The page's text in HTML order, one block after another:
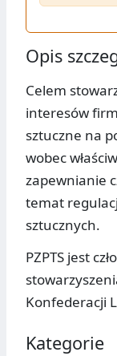
Opis
Celem
interesów
sztuczne na
wobec
zapewnianie
temat
sztucznych.
PZPTS jest
Konfederacji
Kategorie